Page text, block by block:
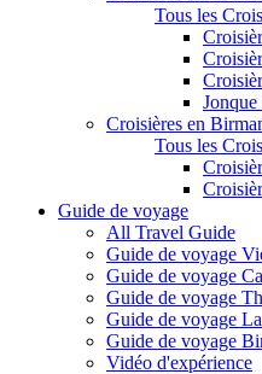
Tous les
Croisières en
Tous les
Guide de voyage
All Travel Guide
Guide de voyage
Guide de voyage
Guide de voyage
Guide de voyage
Guide de voyage
Vidéo d'expérience